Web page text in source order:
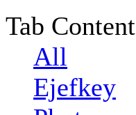
Tab Content
All
Ejefkey